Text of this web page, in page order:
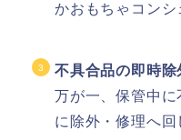
かおもちゃコンシ
不具合品の即時除
万が一、保管中
に除外・修理へ回